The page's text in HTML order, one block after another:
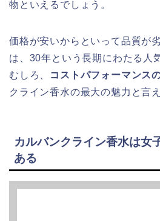
物といえるでしょう。
価格が安いからといって品質が
は、30年という長期にわたる人
むしろ、
コストパフォーマンス
クライン香水の最大の魅力と言
カルバンクライン香水は女
ある